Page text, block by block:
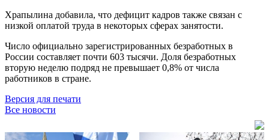
Храпылина добавила, что дефицит кадров также связан с
низкой оплатой труда в некоторых сферах занятости.
Число официально зарегистрированных безработных в
России составляет почти 603 тысячи. Доля безработных
вторую неделю подряд не превышает 0,8% от числа
работников в стране.
Версия для печати
Все новости